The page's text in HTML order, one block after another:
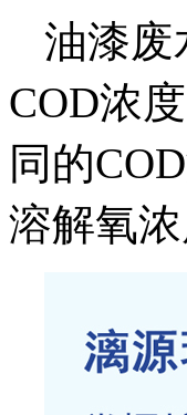
油漆废
COD浓
同的
溶解氧